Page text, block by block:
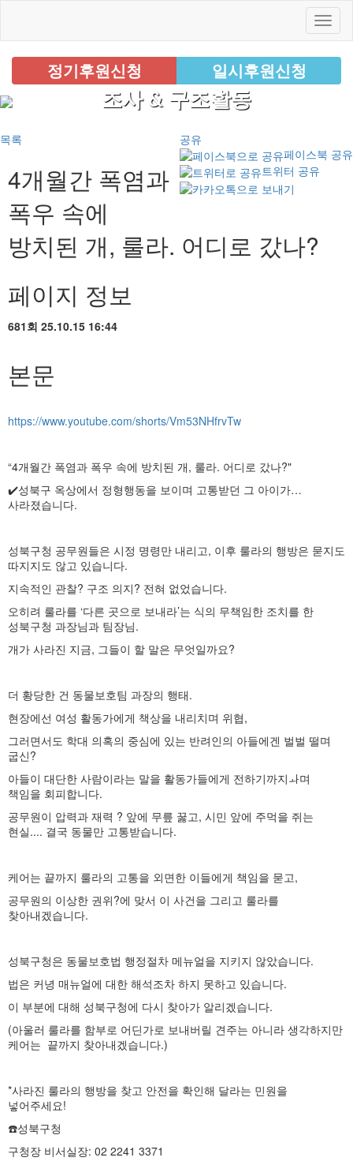
정기후원신청 일시후원신청
조사 & 구조활동
공유
페이스북 공유
트위터 공유
목록
4개월간 폭염과
폭우 속에
방치된 개, 룰라. 어디로 갔나?
페이지 정보
681회 25.10.15 16:44
본문
https://www.youtube.com/shorts/Vm53NHfrvTw
“4개월간 폭염과 폭우 속에 방치된 개, 룰라. 어디로 갔나?"
✔️성북구 옥상에서 정형행동을 보이며 고통받던 그 아이가…
사라졌습니다.
성북구청 공무원들은 시정 명령만 내리고, 이후 룰라의 행방은 묻지도
따지지도 않고 있습니다.
지속적인 관찰? 구조 의지? 전혀 없었습니다.
오히려 룰라를 ‘다른 곳으로 보내라’는 식의 무책임한 조치를 한
성북구청 과장님과 팀장님.
개가 사라진 지금, 그들이 할 말은 무엇일까요?
더 황당한 건 동물보호팀 과장의 행태.
현장에선 여성 활동가에게 책상을 내리치며 위협,
그러면서도 학대 의혹의 중심에 있는 반려인의 아들에겐 벌벌 떨며
굽신?
아들이 대단한 사람이라는 말을 활동가들에게 전하기까지ㅘ며
책임을 회피합니다.
공무원이 압력과 재력 ? 앞에 무릎 꿇고, 시민 앞에 주먹을 쥐는
현실.... 결국 동물만 고통받습니다.
케어는 끝까지 룰라의 고통을 외면한 이들에게 책임을 묻고,
공무원의 이상한 권위?에 맞서 이 사건을 그리고 룰라를
찾아내겠습니다.
성북구청은 동물보호법 행정절차 메뉴얼을 지키지 않았습니다.
법은 커녕 매뉴얼에 대한 해석조차 하지 못하고 있습니다.
이 부분에 대해 성북구청에 다시 찾아가 알리겠습니다.
(아울러 룰라를 함부로 어딘가로 보내버릴 견주는 아니라 생각하지만
케어는 끝까지 찾아내겠습니다.)
*사라진 룰라의 행방을 찾고 안전을 확인해 달라는 민원을
넣어주세요!
☎️성북구청
구청장 비서실장: 02 2241 3371